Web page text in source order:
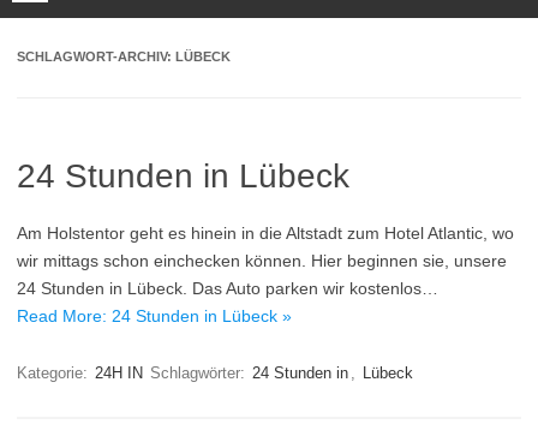
SCHLAGWORT-ARCHIV: LÜBECK
24 Stunden in Lübeck
Am Holstentor geht es hinein in die Altstadt zum Hotel Atlantic, wo
wir mittags schon einchecken können. Hier beginnen sie, unsere
24 Stunden in Lübeck. Das Auto parken wir kostenlos…
Read More: 24 Stunden in Lübeck »
Kategorie: 24H IN Schlagwörter: 24 Stunden in , Lübeck